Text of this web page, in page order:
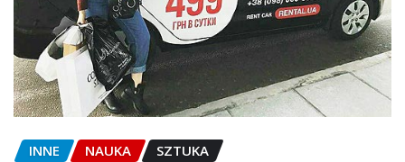
INNE NAUKA SZTUKA